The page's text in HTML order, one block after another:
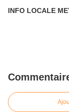
INFO LOCALE